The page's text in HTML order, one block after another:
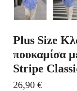
Plus Size
πουκαμίσα
Stripe
26,90 €